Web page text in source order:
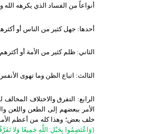
أنواعاً من الفساد الذي يكرهه
أحدها: جهل كثير من الناس أو
الثاني: ظلم كثير من الأمة أو
الثالث: اتباع الظن وما تهوى
الرابع: التفرق والاختلاف
الأمر ببعضهم إلى الطعن واللعن
خلف بعض؛ وهذا كله من أعظم الأمور
{وَاعْتَصِمُوا بِحَبْلِ اللَّهِ جَمِيعًا وَلا